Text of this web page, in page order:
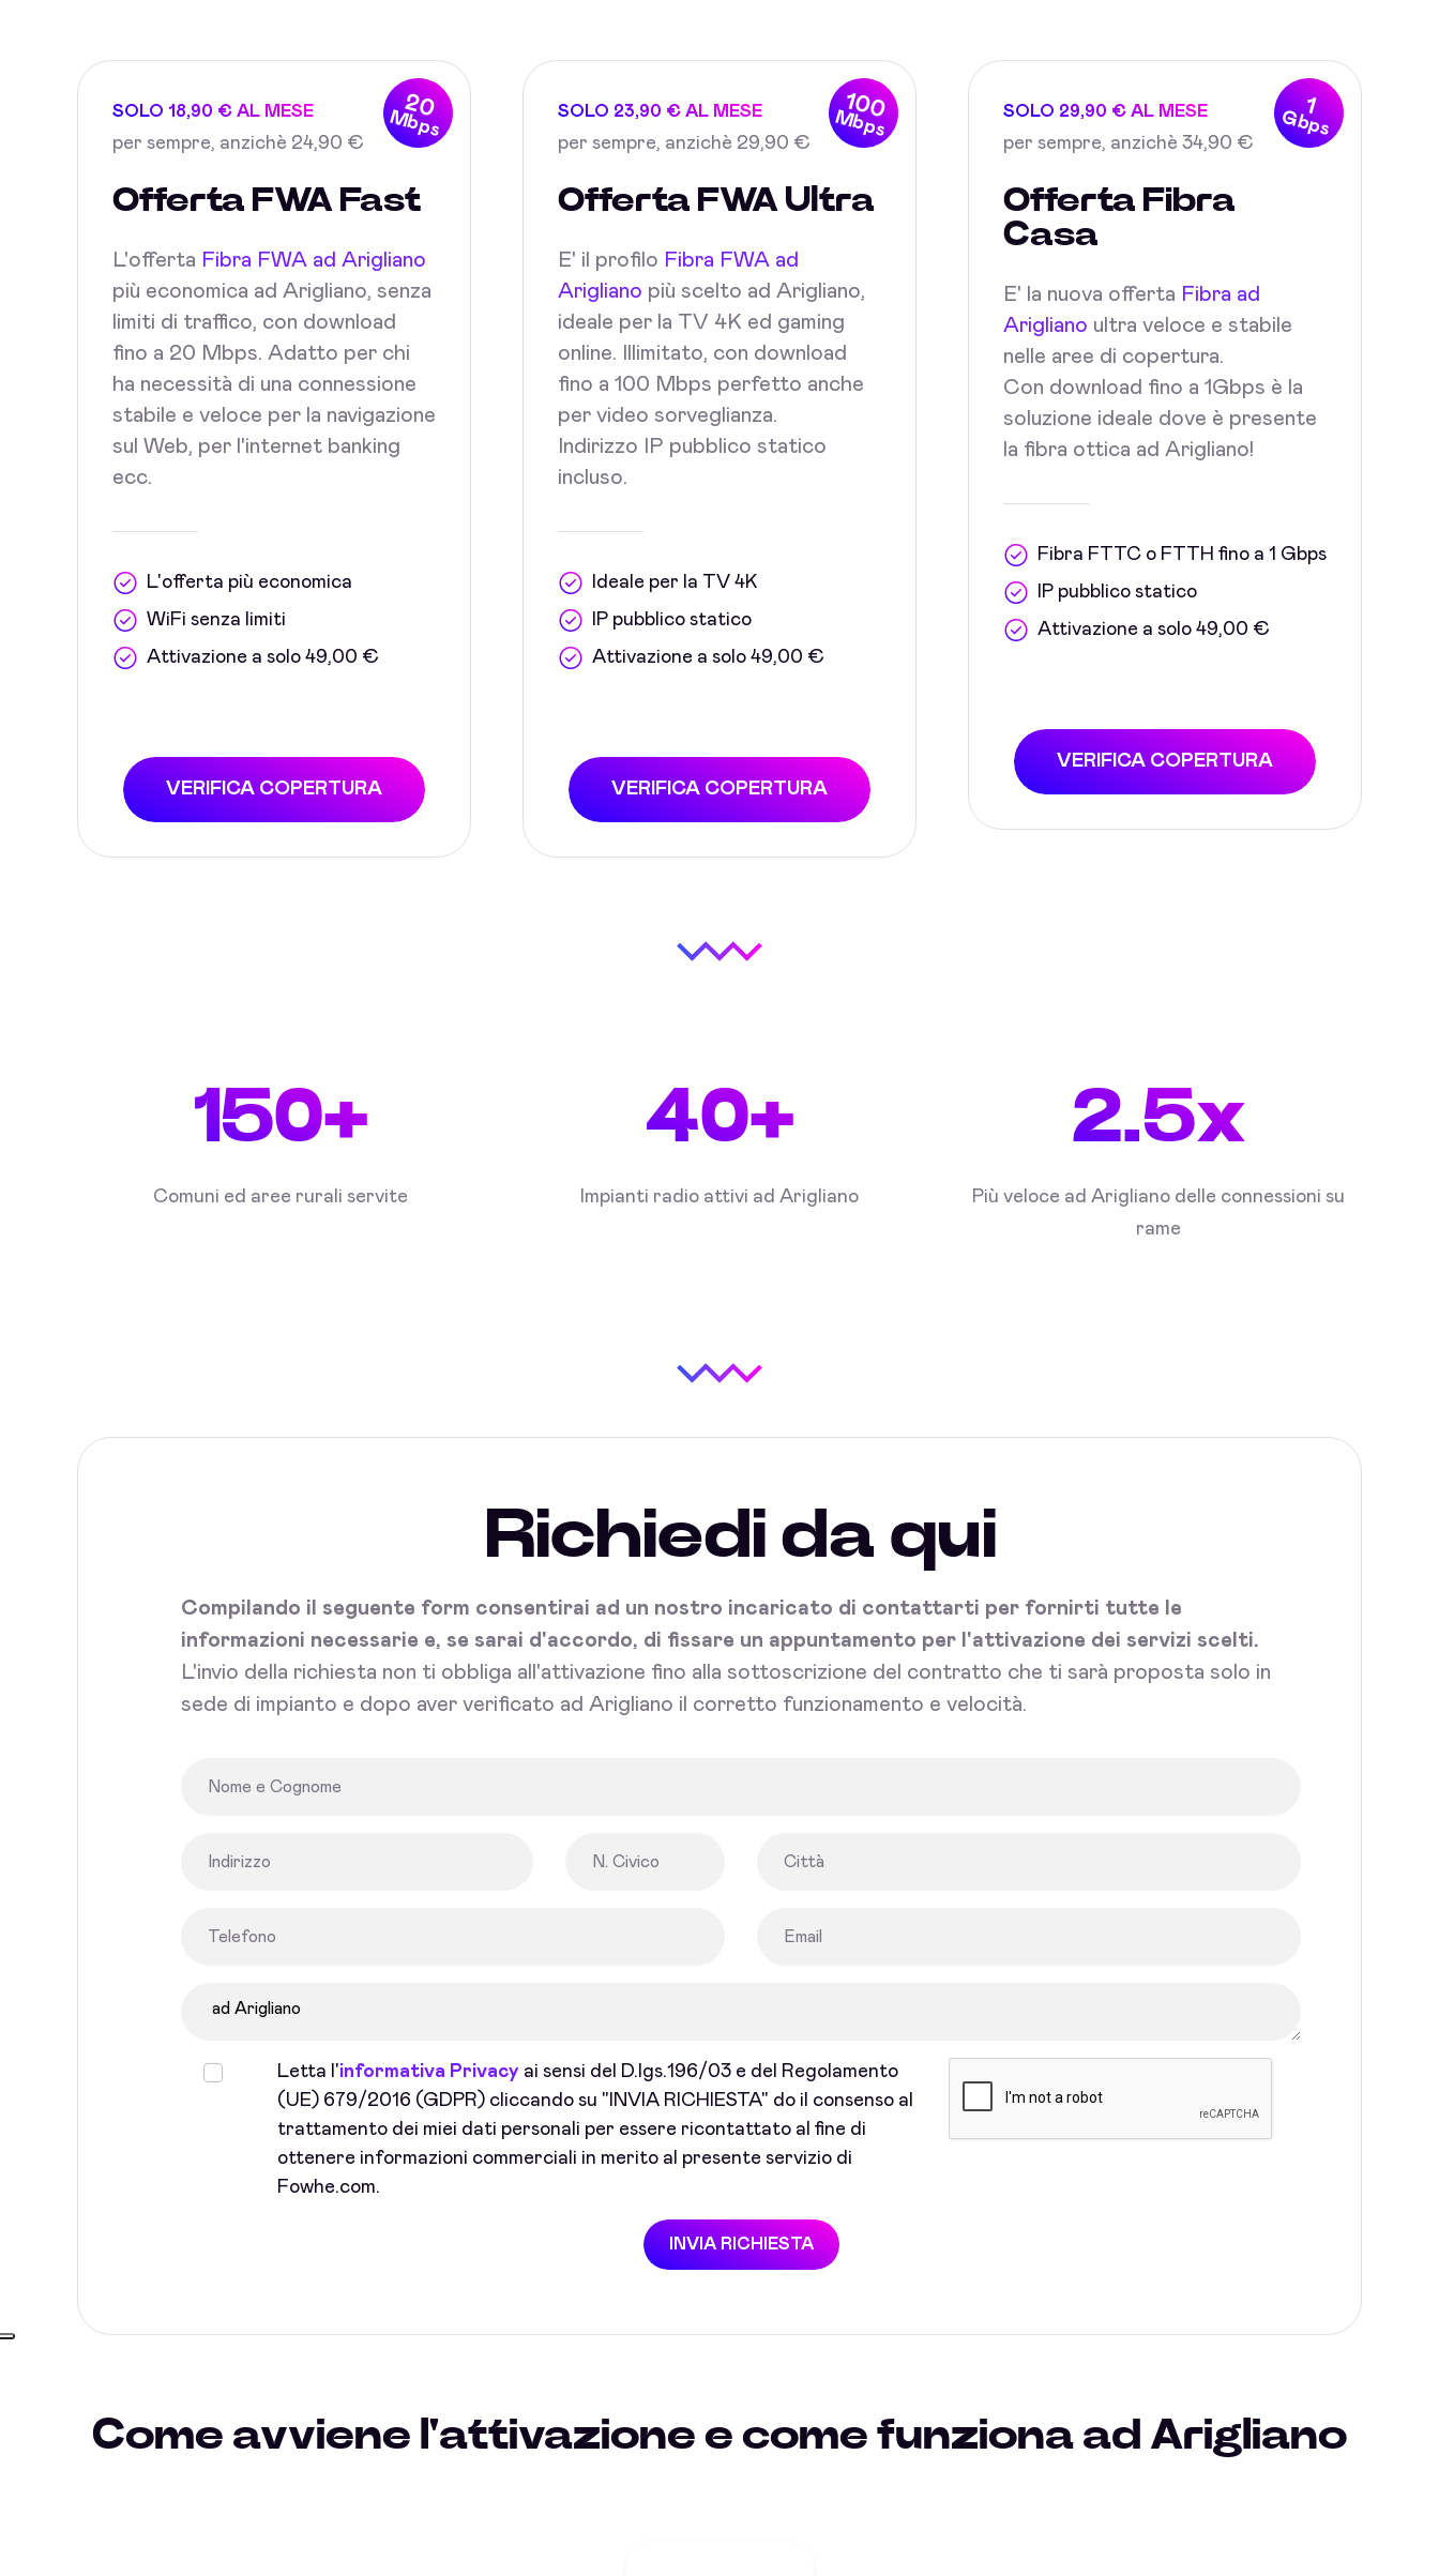
20
Mbps
SOLO 18,90 € AL MESE
per sempre, anzichè 24,90 €
Offerta FWA Fast
L'offerta Fibra FWA ad Arigliano
più economica ad Arigliano, senza
limiti di traffico, con download
fino a 20 Mbps. Adatto per chi
ha necessità di una connessione
stabile e veloce per la navigazione
sul Web, per l'internet banking
ecc.
L'offerta più economica
WiFi senza limiti
Attivazione a solo 49,00 €
VERIFICA COPERTURA
100
Mbps
SOLO 23,90 € AL MESE
per sempre, anzichè 29,90 €
Offerta FWA Ultra
E' il profilo Fibra FWA ad
Arigliano più scelto ad Arigliano,
ideale per la TV 4K ed gaming
online. Illimitato, con download
fino a 100 Mbps perfetto anche
per video sorveglianza.
Indirizzo IP pubblico statico
incluso.
Ideale per la TV 4K
IP pubblico statico
Attivazione a solo 49,00 €
VERIFICA COPERTURA
1
Gbps
SOLO 29,90 € AL MESE
per sempre, anzichè 34,90 €
Offerta Fibra
Casa
E' la nuova offerta Fibra ad
Arigliano ultra veloce e stabile
nelle aree di copertura.
Con download fino a 1Gbps è la
soluzione ideale dove è presente
la fibra ottica ad Arigliano!
Fibra FTTC o FTTH fino a 1 Gbps
IP pubblico statico
Attivazione a solo 49,00 €
VERIFICA COPERTURA
150+
Comuni ed aree rurali servite
40+
Impianti radio attivi ad Arigliano
2.5x
Più veloce ad Arigliano delle connessioni su
rame
Richiedi da qui
Compilando il seguente form consentirai ad un nostro incaricato di contattarti per fornirti tutte le
informazioni necessarie e, se sarai d'accordo, di fissare un appuntamento per l'attivazione dei servizi scelti.
L'invio della richiesta non ti obbliga all'attivazione fino alla sottoscrizione del contratto che ti sarà proposta solo in
sede di impianto e dopo aver verificato ad Arigliano il corretto funzionamento e velocità.
Letta l'informativa Privacyai sensi del D.lgs.196/03 e del Regolamento
(UE) 679/2016 (GDPR) cliccando su "INVIA RICHIESTA" do il consenso al
trattamento dei miei dati personali per essere ricontattato al fine di
ottenere informazioni commerciali in merito al presente servizio di
Fowhe.com.
INVIA RICHIESTA
Come avviene l'attivazione e come funziona ad Arigliano